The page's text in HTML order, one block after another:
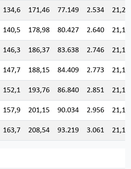
134,6 171,46 77.149 2.534
140,5 178,98 80.427 2.640
146,3 186,37 83.638 2.746
147,7 188,15 84.409 2.773
152,1 193,76 86.840 2.851
157,9 201,15 90.034 2.956
163,7 208,54 93.219 3.061